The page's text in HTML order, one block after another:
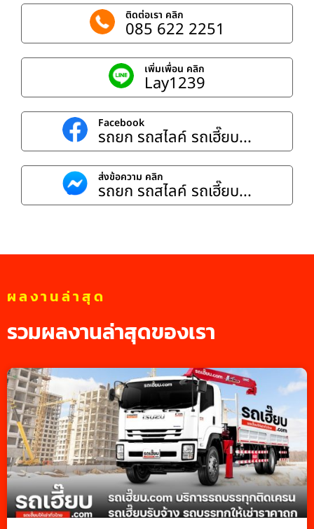
ติดต่อเรา คลิก
085 622 2251
เพิ่มเพื่อน คลิก
Lay1239
Facebook
รถยก รถสไลค์ รถเฮี๊ยบ...
ส่งข้อความ คลิก
รถยก รถสไลค์ รถเฮี๊ยบ...
ผลงานล่าสุด
รวมผลงานล่าสุดของเรา